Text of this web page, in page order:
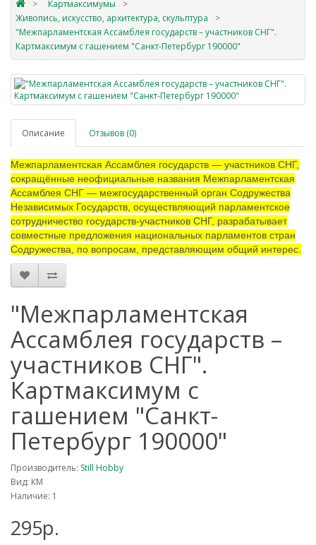
Картмаксимумы
Живопись, искусство, архитектура, скульптура
"Межпарламентская Ассамблея государств – участников СНГ".
Картмаксимум с гашением "Санкт-Петербург 190000"
Описание Отзывов (0)
Межпарламентская Ассамблея государств — участников СНГ,
сокращённые неофициальные названия Межпарламентская
Ассамблея СНГ — межгосударственный орган Содружества
Независимых Государств, осуществляющий парламентское
сотрудничество государств-участников СНГ, разрабатывает
совместные предложения национальных парламентов стран
Содружества, по вопросам, представляющим общий интерес.
"Межпарламентская
Ассамблея государств –
участников СНГ".
Картмаксимум с
гашением "Санкт-
Петербург 190000"
Производитель: Still Hobby
Вид: КМ
Наличие: 1
295р.